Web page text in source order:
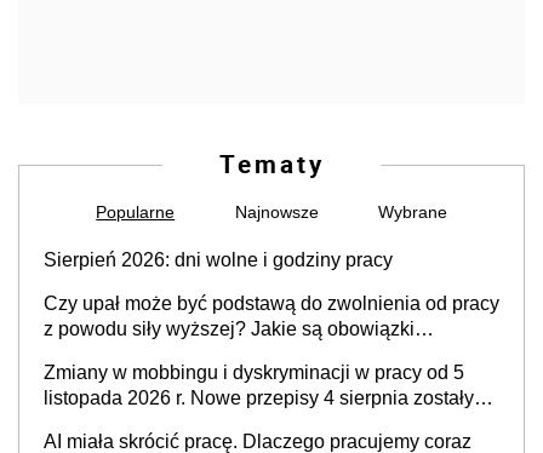
Tematy
Popularne Najnowsze Wybrane
Sierpień 2026: dni wolne i godziny pracy
Czy upał może być podstawą do zwolnienia od pracy
z powodu siły wyższej? Jakie są obowiązki
Zmiany w mobbingu i dyskryminacji w pracy od 5
listopada 2026 r. Nowe przepisy 4 sierpnia zostały
AI miała skrócić pracę. Dlaczego pracujemy coraz